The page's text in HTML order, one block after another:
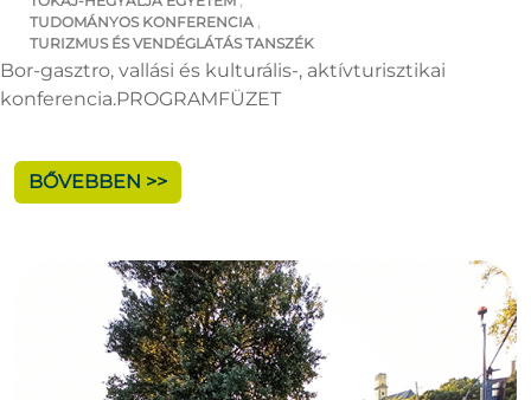
TUDOMÁNYOS KONFERENCIA ,
TURIZMUS ÉS VENDÉGLÁTÁS TANSZÉK
Bor-gasztro, vallási és kulturális-, aktívturisztikai
konferencia.PROGRAMFÜZET
BŐVEBBEN >>